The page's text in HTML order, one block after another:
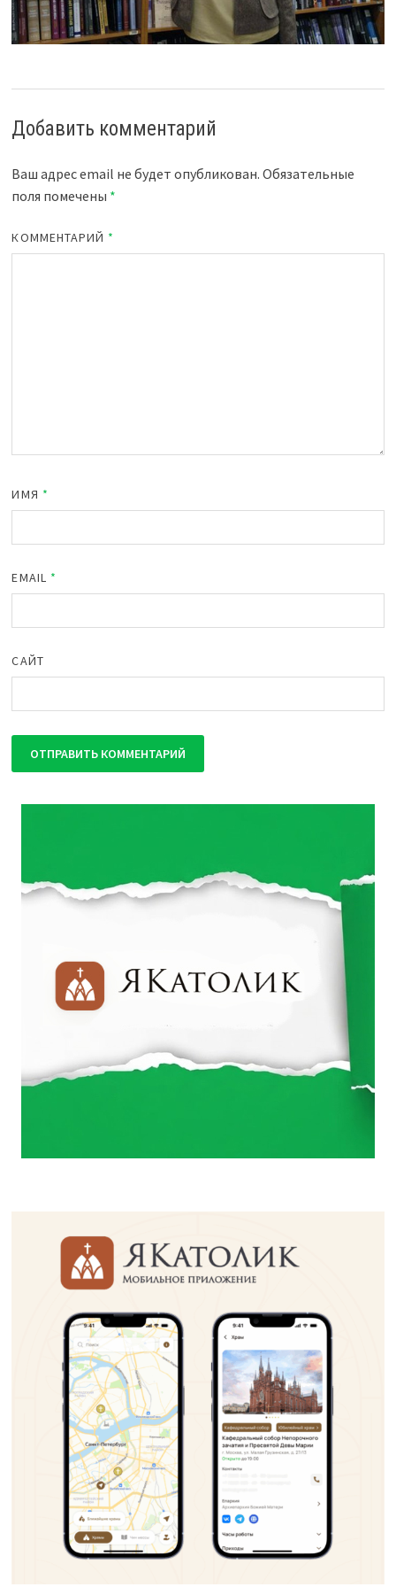
Добавить комментарий
Ваш адрес email не будет опубликован. Обязательные
поля помечены *
КОММЕНТАРИЙ *
ИМЯ *
EMAIL *
САЙТ